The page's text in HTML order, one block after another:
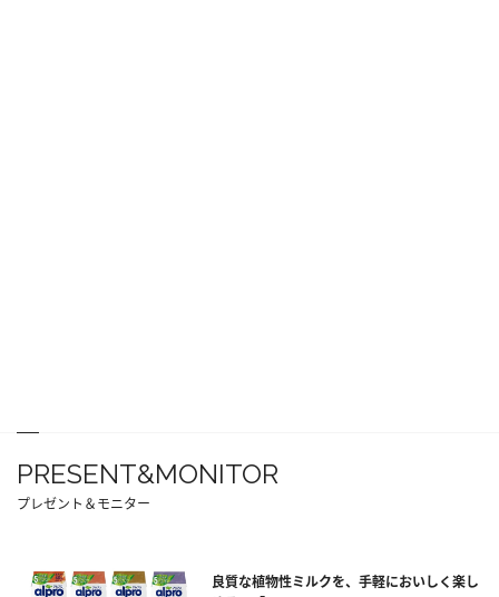
PRESENT&MONITOR
プレゼント＆モニター
良質な植物性ミルクを、手軽においしく楽し